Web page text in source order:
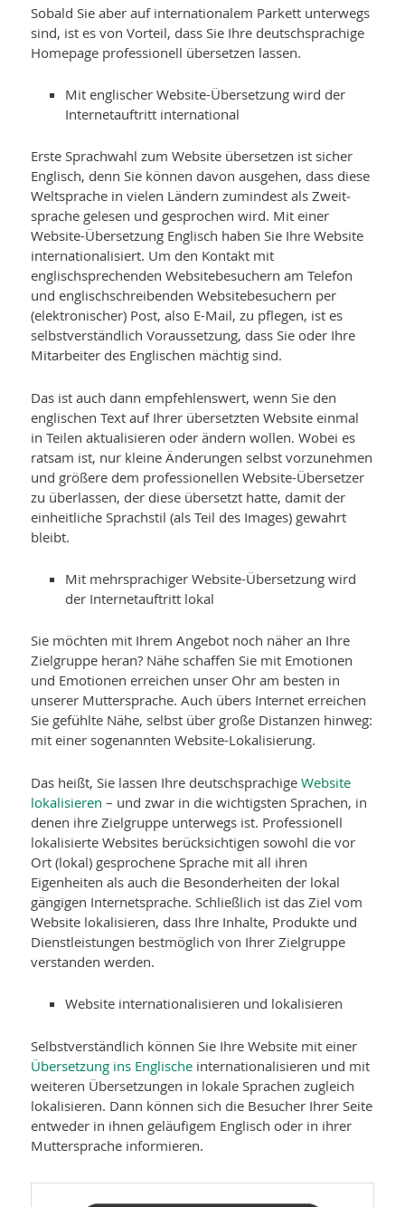
Sobald Sie aber auf internationalem Parkett unterwegs
sind, ist es von Vorteil, dass Sie Ihre deutschsprachige
Homepage professionell übersetzen lassen.
Mit englischer Website-Übersetzung wird der
Internetauftritt international
Erste Sprachwahl zum Website übersetzen ist sicher
Englisch, denn Sie können davon ausgehen, dass diese
Weltsprache in vielen Ländern zumindest als Zweit­
sprache gelesen und gesprochen wird. Mit einer
Website-Übersetzung Englisch haben Sie Ihre Website
internationalisiert. Um den Kontakt mit
englischsprechen­den Websitebesuchern am Telefon
und englischschreibenden Websitebesuchern per
(elektronischer) Post, also E-Mail, zu pflegen, ist es
selbstverständlich Voraussetzung, dass Sie oder Ihre
Mitarbeiter des Englischen mächtig sind.
Das ist auch dann empfehlenswert, wenn Sie den
englischen Text auf Ihrer übersetzten Website einmal
in Teilen aktualisieren oder ändern wollen. Wobei es
ratsam ist, nur kleine Änderungen selbst vorzunehmen
und größere dem professionellen Website-Übersetzer
zu überlassen, der diese übersetzt hatte, damit der
einheitliche Sprachstil (als Teil des Images) gewahrt
bleibt.
Mit mehrsprachiger Website-Übersetzung wird
der Internetauftritt lokal
Sie möchten mit Ihrem Angebot noch näher an Ihre
Zielgruppe heran? Nähe schaffen Sie mit Emotionen
und Emotionen erreichen unser Ohr am besten in
unserer Muttersprache. Auch übers Internet erreichen
Sie gefühlte Nähe, selbst über große Distanzen hinweg:
mit einer sogenannten Website-Lokalisierung.
Das heißt, Sie lassen Ihre deutschsprachigeWebsite
lokalisieren – und zwar in die wichtigsten Sprachen, in
denen ihre Zielgruppe unterwegs ist. Professionell
lokalisierte Websites berücksichtigen sowohl die vor
Ort (lokal) gesprochene Sprache mit all ihren
Eigenheiten als auch die Besonderheiten der lokal
gängigen Internetsprache. Schließlich ist das Ziel vom
Website lokalisieren, dass Ihre Inhalte, Produkte und
Dienstleistungen bestmöglich von Ihrer Zielgruppe
verstanden werden.
Website internationalisieren und lokalisieren
Selbstverständlich können Sie Ihre Website mit einer
Übersetzung ins Englische internationalisieren und mit
weiteren Übersetzungen in lokale Sprachen zugleich
lokalisieren. Dann können sich die Besucher Ihrer Seite
entweder in ihnen geläufigem Englisch oder in ihrer
Muttersprache informieren.